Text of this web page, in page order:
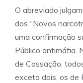
O abreviado
dos “Novos
uma confirmação
Público antimáfia.
de Cassação,
exceto dois, os de